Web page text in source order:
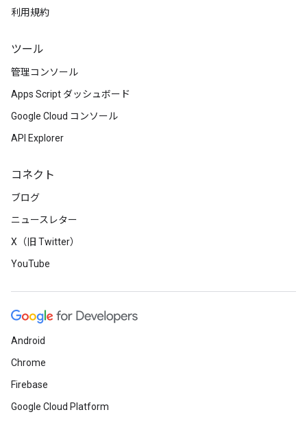
利用規約
ツール
管理コンソール
Apps Script ダッシュボード
Google Cloud コンソール
API Explorer
コネクト
ブログ
ニュースレター
X（旧 Twitter）
YouTube
Android
Chrome
Firebase
Google Cloud Platform